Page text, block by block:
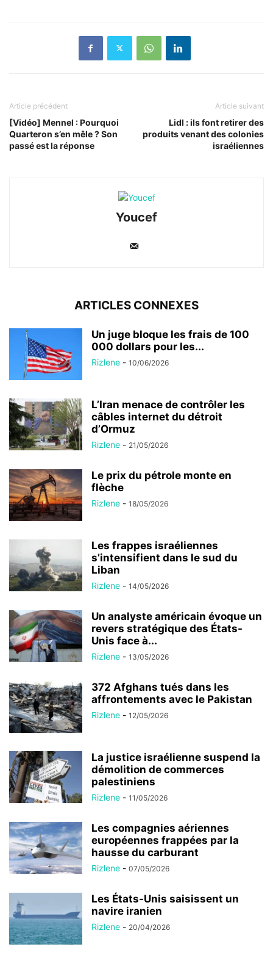
Article précédent
[Vidéo] Mennel : Pourquoi
Quarteron s’en mêle ? Son
passé est la réponse
Article suivant
Lidl : ils font retirer des
produits venant des colonies
israéliennes
Youcef
ARTICLES CONNEXES
Un juge bloque les frais de 100
000 dollars pour les...
Rizlene - 10/06/2026
L’Iran menace de contrôler les
câbles internet du détroit
d’Ormuz
Rizlene - 21/05/2026
Le prix du pétrole monte en
flèche
Rizlene - 18/05/2026
Les frappes israéliennes
s’intensifient dans le sud du
Liban
Rizlene - 14/05/2026
Un analyste américain évoque un
revers stratégique des États-
Unis face à...
Rizlene - 13/05/2026
372 Afghans tués dans les
affrontements avec le Pakistan
Rizlene - 12/05/2026
La justice israélienne suspend la
démolition de commerces
palestiniens
Rizlene - 11/05/2026
Les compagnies aériennes
européennes frappées par la
hausse du carburant
Rizlene - 07/05/2026
Les États-Unis saisissent un
navire iranien
Rizlene - 20/04/2026